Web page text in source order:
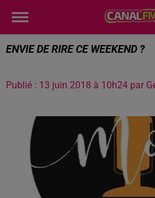
ENVIE DE RIRE CE WEEKEND ?
Publié : 13 juin 2018 à 10h24 par